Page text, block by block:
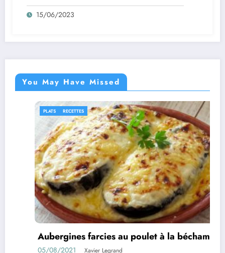
15/06/2023
You May Have Missed
RECETTES
Aubergines farcies au poulet à la béchamel
05/08/2021 Xavier Legrand